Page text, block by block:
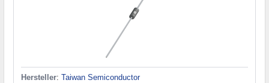
Hersteller: Taiwan Semiconductor